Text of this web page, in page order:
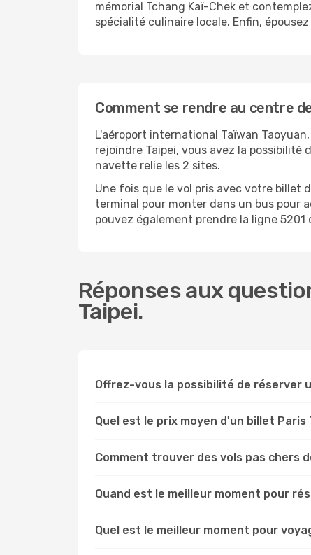
mémorial Tchang Kaï-Chek et
spécialité culinaire locale. Enfin,
Comment se rendre au centre
L'aéroport international Taïwan
rejoindre Taipei, vous avez la
navette relie les 2 sites.
Une fois que le vol pris avec votre billet
terminal pour monter dans un bus pour
pouvez également prendre la ligne 5201
Réponses aux
Taipei.
Offrez-vous la possibilité de réserver
Quel est le prix moyen d'un billet Paris
Comment trouver des vols pas chers
Quand est le meilleur moment pour
Quel est le meilleur moment pour